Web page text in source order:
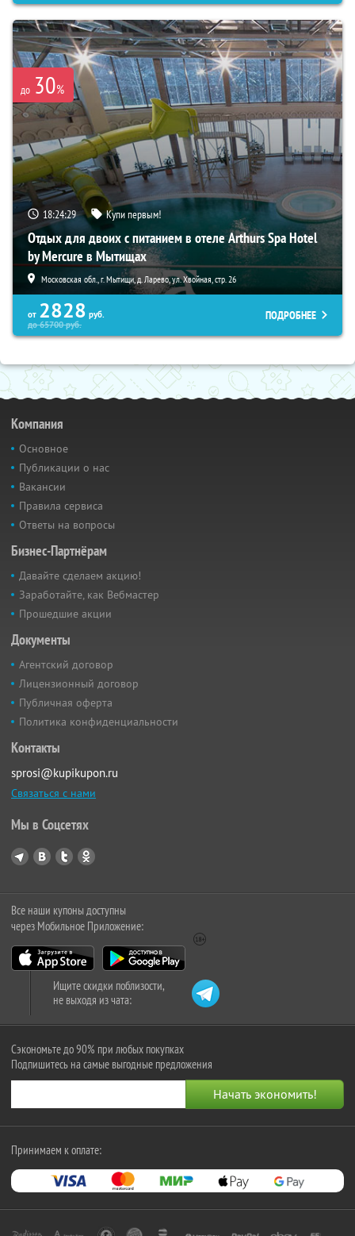
до 30%
18:24:28 Купи первым!
Отдых для двоих с питанием в отеле Arthurs Spa Hotel
by Mercure в Мытищах
Московская обл., г. Мытищи, д. Ларево, ул. Хвойная, стр. 26
от 2828 руб.
до65700руб.
ПОДРОБНЕЕ
Компания
Основное
Публикации о нас
Вакансии
Правила сервиса
Ответы на вопросы
Бизнес-Партнёрам
Давайте сделаем акцию!
Заработайте, как Вебмастер
Прошедшие акции
Документы
Агентский договор
Лицензионный договор
Публичная оферта
Политика конфиденциальности
Контакты
sprosi@kupikupon.ru
Связаться с нами
Мы в Соцсетях
Все наши купоны доступны
через Мобильное Приложение:
Ищите скидки поблизости,
не выходя из чата:
Сэкономьте до 90% при любых покупках
Подпишитесь на самые выгодные предложения
Принимаем к оплате: